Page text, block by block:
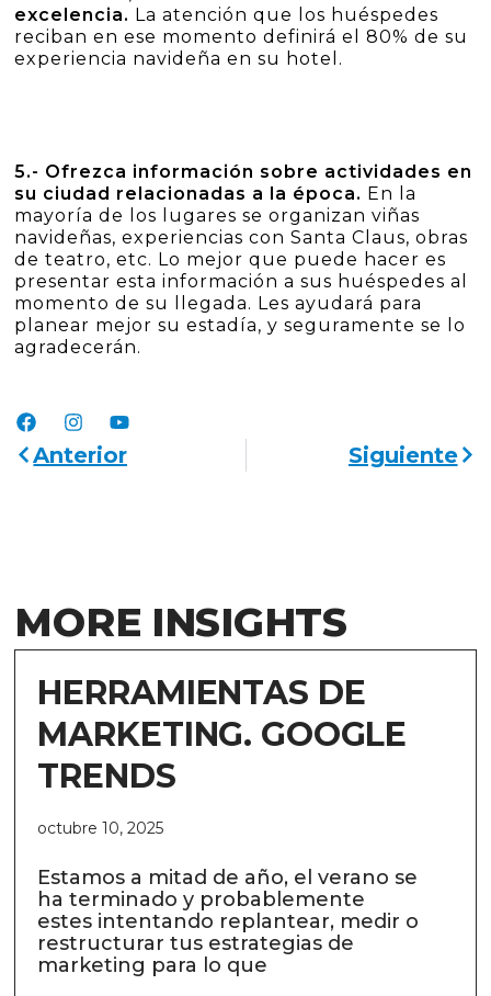
excelencia. La atención que los huéspedes
reciban en ese momento definirá el 80% de su
experiencia navideña en su hotel.
5.- Ofrezca información sobre actividades en
su ciudad relacionadas a la época. En la
mayoría de los lugares se organizan viñas
navideñas, experiencias con Santa Claus, obras
de teatro, etc. Lo mejor que puede hacer es
presentar esta información a sus huéspedes al
momento de su llegada. Les ayudará para
planear mejor su estadía, y seguramente se lo
agradecerán.
Anterior Siguiente
MORE INSIGHTS
HERRAMIENTAS DE
MARKETING. GOOGLE
TRENDS
octubre 10, 2025
Estamos a mitad de año, el verano se
ha terminado y probablemente
estes intentando replantear, medir o
restructurar tus estrategias de
marketing para lo que